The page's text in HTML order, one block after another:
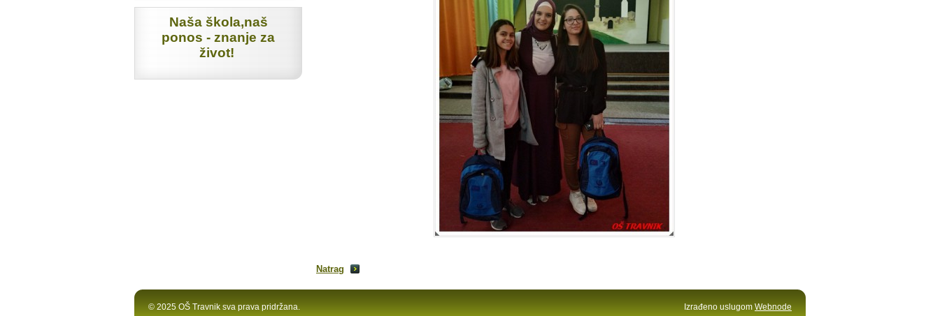
Natrag
Naša škola,naš
ponos - znanje za
život!
© 2025 OŠ Travnik sva prava pridržana. Izrađeno uslugom Webnode